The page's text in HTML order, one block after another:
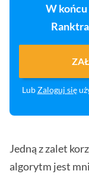
W
LubZaloguj się
Jedną z zalet
algorytm jest